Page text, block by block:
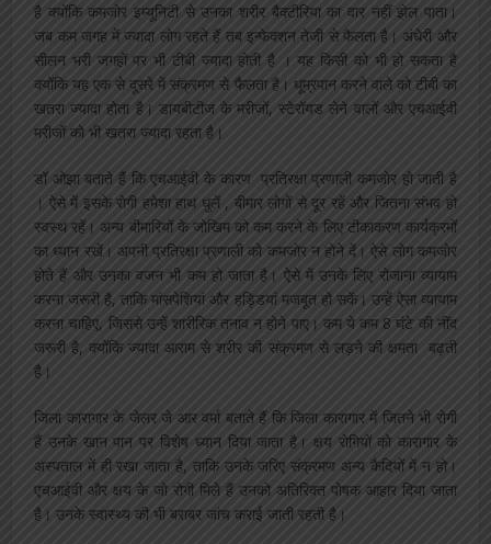
है क्योंकि कमजोर इम्यूनिटी से उनका शरीर बैक्टीरिया का वार नहीं झेल पाता।
जब कम जगह में ज्यादा लोग रहते हैं तब इन्फेक्शन तेजी से फैलता है। अंधेरी और
सीलन भरी जगहों पर भी टीबी ज्यादा होती है । यह किसी को भी हो सकता है
क्योंकि यह एक से दूसरे में संक्रमण से फैलता है। धूम्रपान करने वाले को टीबी का
खतरा ज्यादा होता है। डायबीटीज के मरीजों, स्टेरॉयड लेने वालों और एचआईवी
मरीजों को भी खतरा ज्यादा रहता है।
डॉ ओझा बताते हैं कि एचआईवी के कारण प्रतिरक्षा प्रणाली कमजोर हो जाती है
। ऐसे में इसके रोगी हमेशा हाथ धुलें , बीमार लोगों से दूर रहें और जितना संभव हो
स्वस्थ रहें। अन्य बीमारियों के जोखिम को कम करने के लिए टीकाकरण कार्यक्रमों
का ध्यान रखें। अपनी प्रतिरक्षा प्रणाली को कमजोर न होने दें। ऐसे लोग कमजोर
होते हैं और उनका वजन भी कम हो जाता है। ऐसे में उनके लिए रोजाना व्यायाम
करना जरूरी है, ताकि मांसपेशियां और हड्डियां मजबूत हो सकें। उन्हें ऐसा व्यायाम
करना चाहिए, जिससे उन्हें शारीरिक तनाव न होने पाए। कम ये कम 8 घंटे की नींद
जरूरी है, क्योंकि ज्यादा आराम से शरीर की संक्रमण से लड़ने की क्षमता बढ़ती
है।
जिला कारागार के जेलर जे आर वर्मा बताते हैं कि जिला कारागार में जितने भी रोगी
हैं उनके खान पान पर विशेष ध्‍यान दिया जाता है। क्षय रोगियों को कारागार के
अस्‍पताल में ही रखा जाता है, ताकि उनके जरिए संक्रमण अन्‍य कैदियों में न हो।
एचआईवी और क्षय के जो रोगी मिले हैं उनको अतिरिक्‍त पोषक आहार दिया जाता
है। उनके स्‍वास्‍थ्‍य की भी बराबर जांच कराई जाती रहती है।